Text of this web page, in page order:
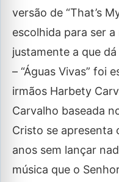
versão de “That’s
escolhida para ser
justamente a que dá
– “Águas Vivas” foi
irmãos Harbety
Carvalho baseada
Cristo se apresenta
anos sem lançar
música que o